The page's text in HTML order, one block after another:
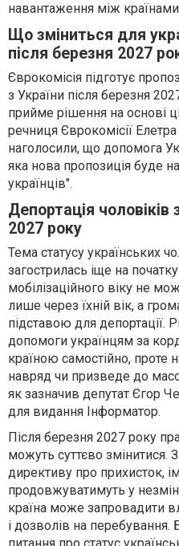
навантаження між
Що зміниться для
після березня 2027
Єврокомісія підготує
з України після березня
прийме рішення на основі
речниця Єврокомісії
наголосили, що допомога
яка нова пропозиція буде
українців".
Депортація чоловіків
2027 року
Тема статусу українських
загострилась іще на
мобілізаційного віку не
лише через їхній вік, а
підставою для депортації.
допомоги українцям за
країною самостійно, проте
навряд чи призведе до
як зазначив депутат Єгор
для видання Інформатор.
Після березня 2027 року
можуть суттєво змінитися.
директиву про прихисток,
продовжуватимуть у
країна може запровадити
і дозволів на